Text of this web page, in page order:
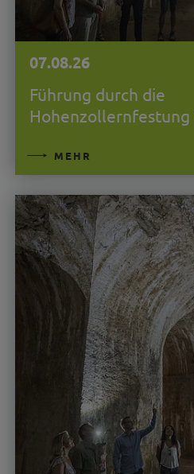
07.08.26
Führung durch die
MEHR